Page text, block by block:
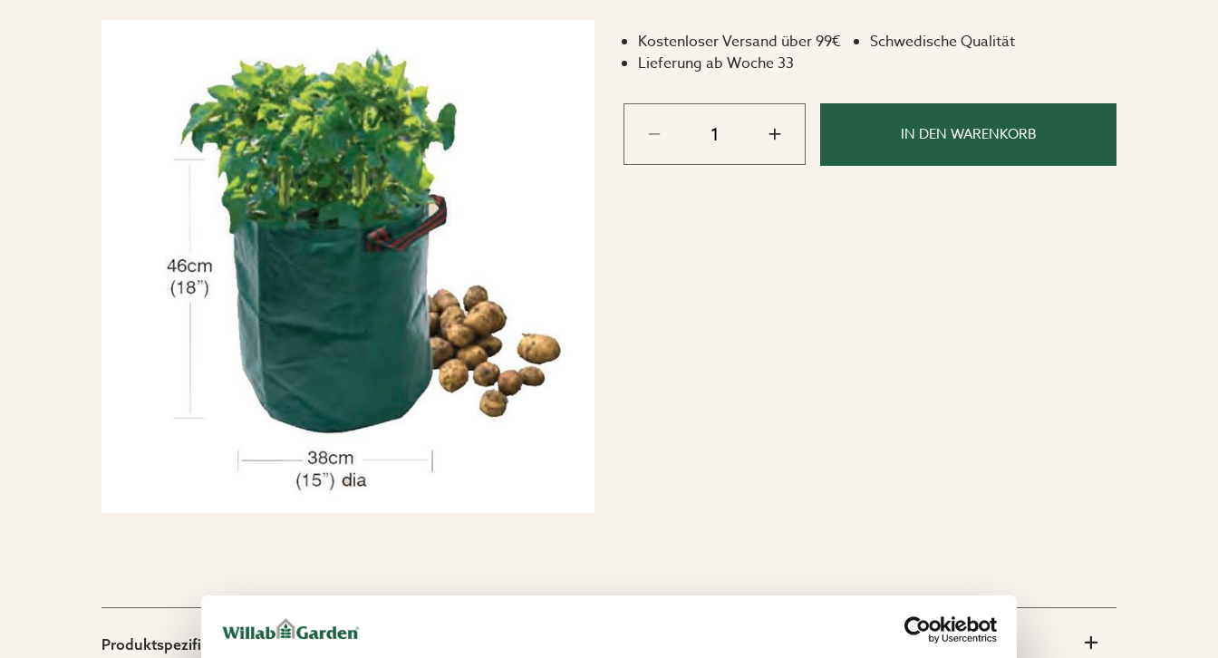
Maße:
Ø 38cm, Höhe 46cm.
Kostenloser Versand über 99€
Schwedische Qualität
Lieferung ab Woche 33
IN DEN WARENKORB
Produktspezifikation